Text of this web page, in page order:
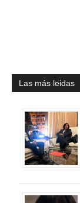
Las más leidas